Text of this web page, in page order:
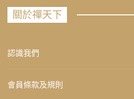
關於禪天下
認識我們
會員條款及規則